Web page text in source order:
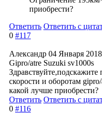
приобрести?
Ответить Ответить с
0 #117
Александр 04 Января 2018
Gipro/atre Suzuki sv1000s
Здравствуйте,подскажите
скорости и оборотам
какой лучше приобрести?
Ответить Ответить с
0 #116